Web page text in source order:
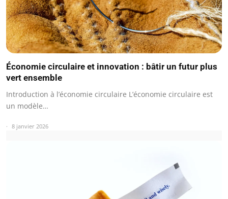
Économie circulaire et innovation : bâtir un futur plus
vert ensemble
Introduction à l’économie circulaire L’économie circulaire est
un modèle…
8 janvier 2026